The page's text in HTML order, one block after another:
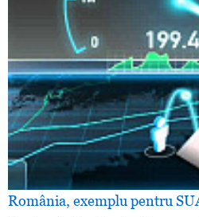
România, exemplu pentru